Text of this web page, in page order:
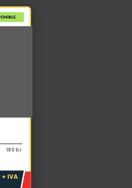
180 br
+ IVA